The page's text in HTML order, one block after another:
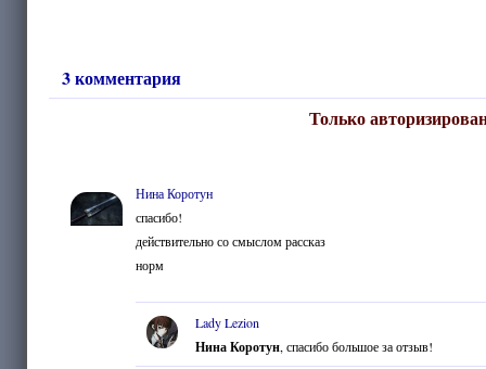
3 комментария
Только
Нина Коротун
спасибо!
действительно со смыслом рассказ
норм
Lady Lezion
Нина Коротун, спасибо большое за отзыв!